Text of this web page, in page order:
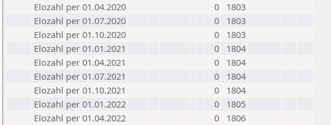
Elozahl per 01.04.2020
0
1803
Elozahl per 01.07.2020
0
1803
Elozahl per 01.10.2020
0
1803
Elozahl per 01.01.2021
0
1804
Elozahl per 01.04.2021
0
1804
Elozahl per 01.07.2021
0
1804
Elozahl per 01.10.2021
0
1804
Elozahl per 01.01.2022
0
1805
Elozahl per 01.04.2022
0
1806